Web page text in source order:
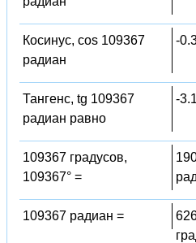
Косинус, cos 109367
радиан
-
Тангенс, tg 109367
радиан равно
-
109367 градусов,
109367° =
109367 радиан =